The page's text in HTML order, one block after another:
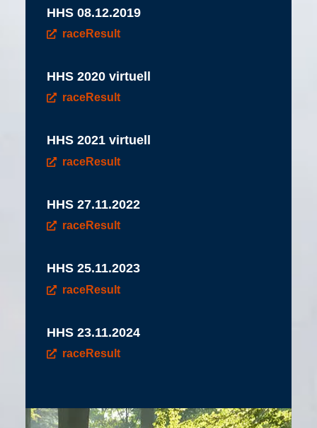
HHS 08.12.2019
raceResult
HHS 2020 virtuell
raceResult
HHS 2021 virtuell
raceResult
HHS 27.11.2022
raceResult
HHS 25.11.2023
raceResult
HHS 23.11.2024
raceResult